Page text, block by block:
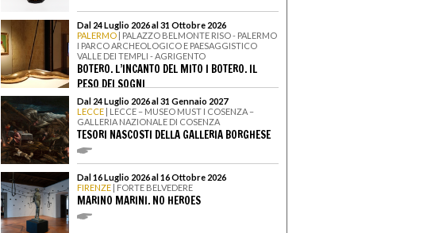
Dal 24 Luglio 2026 al 31 Ottobre 2026
PALERMO | PALAZZO BELMONTE RISO - PALERMO
I PARCO ARCHEOLOGICO E PAESAGGISTICO
VALLE DEI TEMPLI - AGRIGENTO
BOTERO. L’INCANTO DEL MITO I BOTERO. IL
PESO DEI SOGNI
Dal 24 Luglio 2026 al 31 Gennaio 2027
LECCE | LECCE – MUSEO MUST I COSENZA –
GALLERIA NAZIONALE DI COSENZA
TESORI NASCOSTI DELLA GALLERIA BORGHESE
Dal 16 Luglio 2026 al 16 Ottobre 2026
FIRENZE | FORTE BELVEDERE
MARINO MARINI. NO HEROES